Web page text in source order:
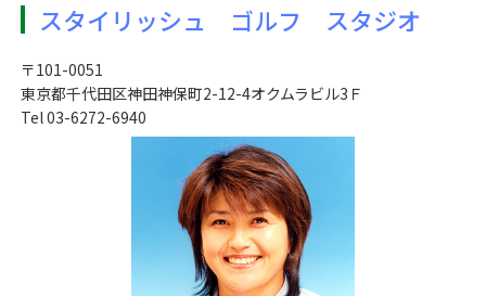
スタイリッシュ ゴルフ スタジオ
〒101-0051
東京都千代田区神田神保町2-12-4オクムラビル3Ｆ
Tel 03-6272-6940